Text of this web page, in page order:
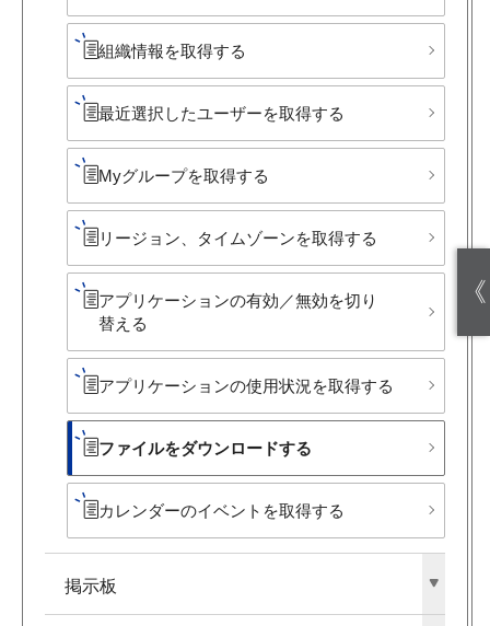
組織情報を​取得する
最近​選択した​ユーザーを​取得する
Myグループを​取得する
リージョン、​タイムゾーンを​取得する
アプリケーションの​有効／無効を​切り​
替える​
アプリケーションの​使用状況を​取得する
ファイルを​ダウンロードする
カレンダーの​イベントを​取得する
掲示板
《